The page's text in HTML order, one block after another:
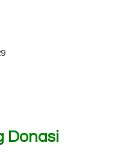
Donasi